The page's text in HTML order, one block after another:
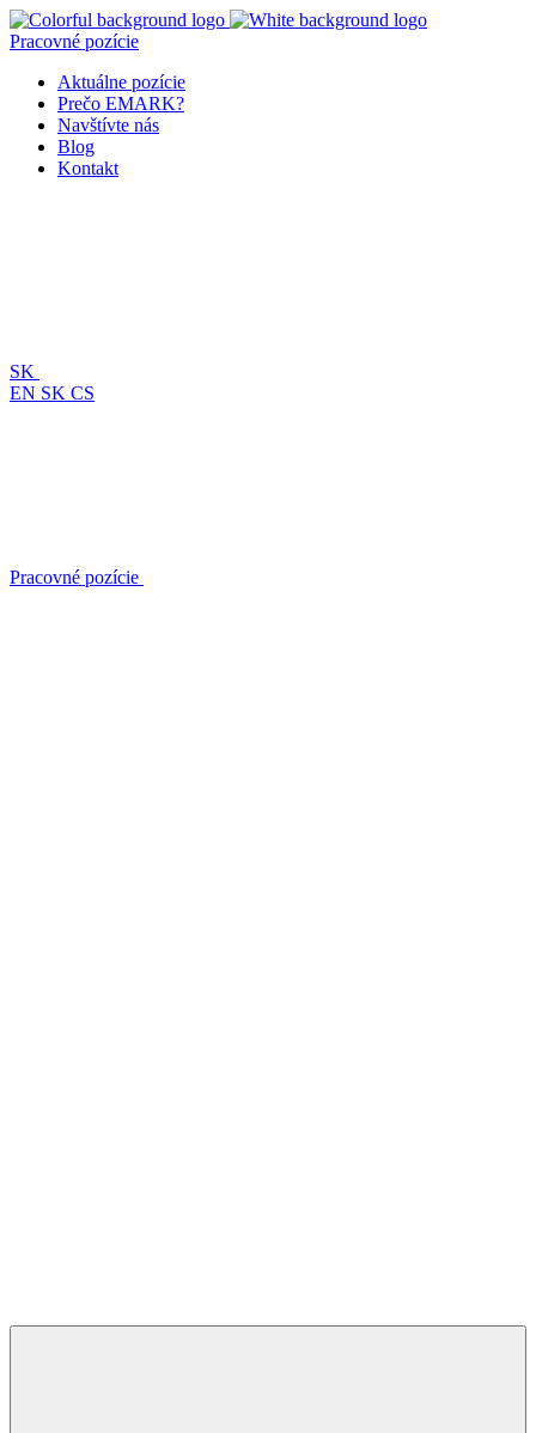
Pracovné pozície
Aktuálne pozície
Prečo EMARK?
Navštívte nás
Blog
Kontakt
SK
EN SK CS
Pracovné pozície